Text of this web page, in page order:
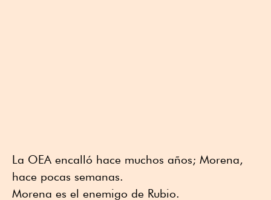
La OEA encalló hace muchos años; Morena,
hace pocas semanas.
Morena es el enemigo de Rubio.